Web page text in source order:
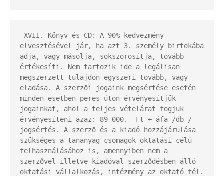
elvesztésével jár, ha azt 3. személy birtokába
adja, vagy másolja, sokszorosítja, tovább
értékesíti. Nem tartozik ide a legálisan
megszerzett tulajdon egyszeri tovább, vagy
eladása. A szerzői jogaink megsértése esetén
minden esetben peres úton érvényesítjük
jogainkat, ahol a teljes vételárat fogjuk
érvényesíteni azaz: 89 000.- Ft + áfa /db /
jogsértés. A szerző és a kiadó hozzájárulása
szükséges a tananyag csomagok oktatási célú
felhasználásához is, amennyiben nem a
szerzővel illetve kiadóval szerződésben álló
oktatási vállalkozás, intézmény az oktató fél.